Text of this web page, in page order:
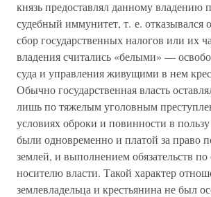
князь предоставлял данному владению
судебный иммунитет, т. е. отказывался
сбор государственных налогов или их
владения считались «белыми» —
суда и управления живущими в нем
Обычно государственная власть
лишь по тяжелым уголовным
условиях оброки и повинности в пользу
были одновременно и платой за право
землей, и выполнением обязательств
носителю власти. Такой характер
землевладельца и крестьянина не был